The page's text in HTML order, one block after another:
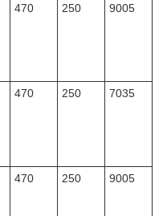
470 250 9005
470 250 7035
470 250 9005